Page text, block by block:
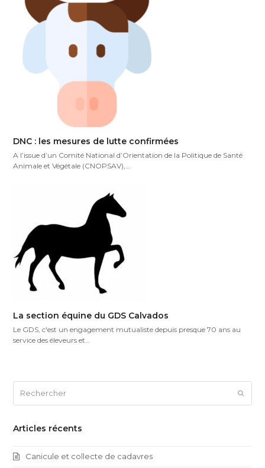
DNC : les mesures de lutte confirmées
A l’issue d’un Comité National d’Orientation de la Politique de Santé
Animale et Végétale (CNOPSAV),…
La section équine du GDS Calvados
Le GDS, c'est un engagement mutualiste depuis presque 70 ans au
service des éleveurs et…
Articles récents
Canicule et collecte de cadavres